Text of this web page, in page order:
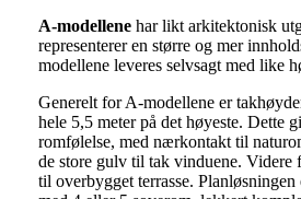
A-modellene har likt arkitektonisk
representerer en større og mer
modellene leveres selvsagt med like
Generelt for A-modellene er
hele 5,5 meter på det høyeste. Dette
romfølelse, med nærkontakt til
de store gulv til tak vinduene. Videre
til overbygget terrasse.